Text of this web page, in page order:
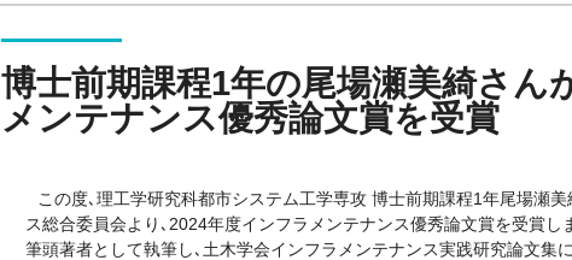
博士前期課程1年の尾場瀬美綺さん
メンテナンス優秀論文賞を受賞
この度､理工学研究科都市システム工学専攻 博士前期課程1年尾場瀬
ス総合委員会より､2024年度インフラメンテナンス優秀論文賞を受賞
筆頭著者として執筆し､土木学会インフラメンテナンス実践研究論文集